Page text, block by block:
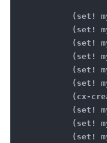
(set! myudf/
(set! myudf/
(set! myudf/
(set! myudf/
(set! myudf/
(set! myudf/
(cx-create-
(set! myudf/
(set! myudf/
(set! myudf/re